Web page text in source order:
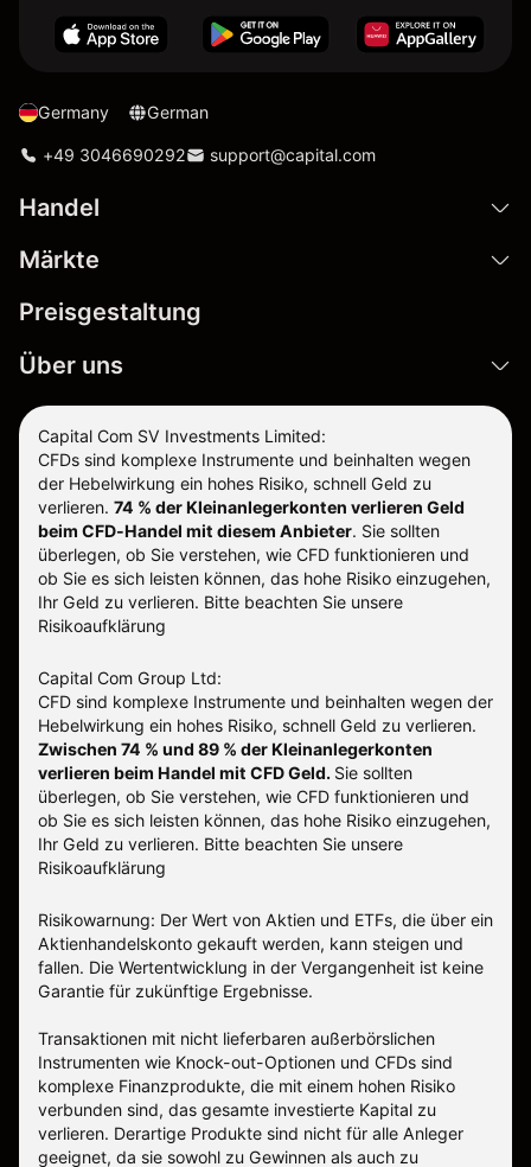
Germany German
+49 3046690292 support@capital.com
Handel
Märkte
Preisgestaltung
Über uns
Capital Com SV Investments Limited:
CFDs sind komplexe Instrumente und beinhalten wegen
der Hebelwirkung ein hohes Risiko, schnell Geld zu
verlieren. 74 % der Kleinanlegerkonten verlieren Geld
beim CFD-Handel mit diesem Anbieter. Sie sollten
überlegen, ob Sie verstehen, wie CFD funktionieren und
ob Sie es sich leisten können, das hohe Risiko einzugehen,
Ihr Geld zu verlieren. Bitte beachten Sie unsere
Risikoaufklärung
Capital Com Group Ltd:
CFD sind komplexe Instrumente und beinhalten wegen der
Hebelwirkung ein hohes Risiko, schnell Geld zu verlieren.
Zwischen 74 % und 89 % der Kleinanlegerkonten
verlieren beim Handel mit CFD Geld. Sie sollten
überlegen, ob Sie verstehen, wie CFD funktionieren und
ob Sie es sich leisten können, das hohe Risiko einzugehen,
Ihr Geld zu verlieren. Bitte beachten Sie unsere
Risikoaufklärung
Risikowarnung: Der Wert von Aktien und ETFs, die über ein
Aktienhandelskonto gekauft werden, kann steigen und
fallen. Die Wertentwicklung in der Vergangenheit ist keine
Garantie für zukünftige Ergebnisse.
Transaktionen mit nicht lieferbaren außerbörslichen
Instrumenten wie Knock-out-Optionen und CFDs sind
komplexe Finanzprodukte, die mit einem hohen Risiko
verbunden sind, das gesamte investierte Kapital zu
verlieren. Derartige Produkte sind nicht für alle Anleger
geeignet, da sie sowohl zu Gewinnen als auch zu